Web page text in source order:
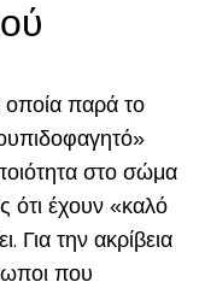
οποία παρά το
στο σώμα
ότι έχουν «καλό
Για την ακρίβεια
που